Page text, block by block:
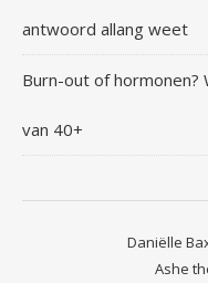
antwoord allang weet
Burn-out of
van 40+
Daniëlle
Ashe